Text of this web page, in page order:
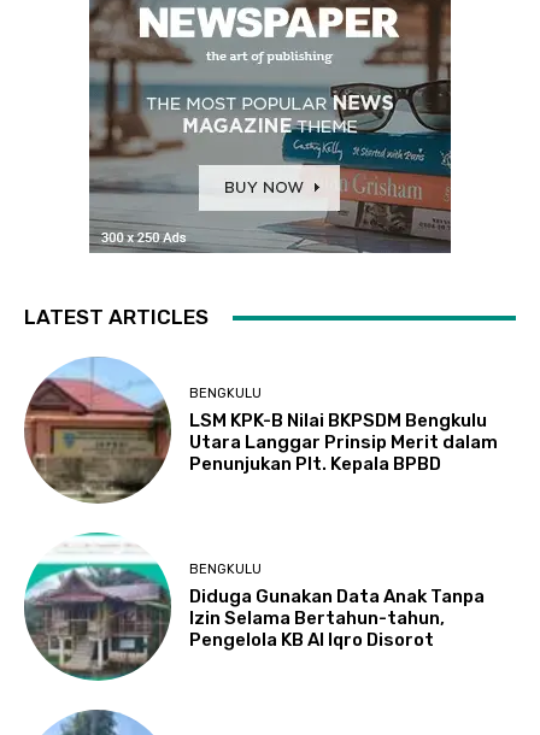
LATEST ARTICLES
BENGKULU
LSM KPK-B Nilai BKPSDM Bengkulu
Utara Langgar Prinsip Merit dalam
Penunjukan Plt. Kepala BPBD
BENGKULU
Diduga Gunakan Data Anak Tanpa
Izin Selama Bertahun-tahun,
Pengelola KB Al Iqro Disorot